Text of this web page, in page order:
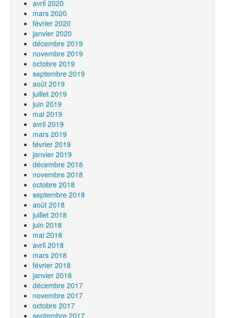
avril 2020
mars 2020
février 2020
janvier 2020
décembre 2019
novembre 2019
octobre 2019
septembre 2019
août 2019
juillet 2019
juin 2019
mai 2019
avril 2019
mars 2019
février 2019
janvier 2019
décembre 2018
novembre 2018
octobre 2018
septembre 2018
août 2018
juillet 2018
juin 2018
mai 2018
avril 2018
mars 2018
février 2018
janvier 2018
décembre 2017
novembre 2017
octobre 2017
septembre 2017